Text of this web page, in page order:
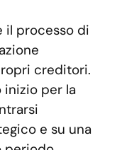
il processo di
creditori.
inizio per la
e su una